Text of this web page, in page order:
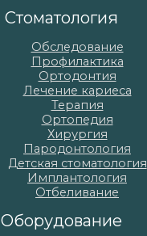
Стоматология
Обследование
Профилактика
Ортодонтия
Лечение кариеса
Терапия
Ортопедия
Хирургия
Пародонтология
Детская стоматология
Имплантология
Отбеливание
Оборудование